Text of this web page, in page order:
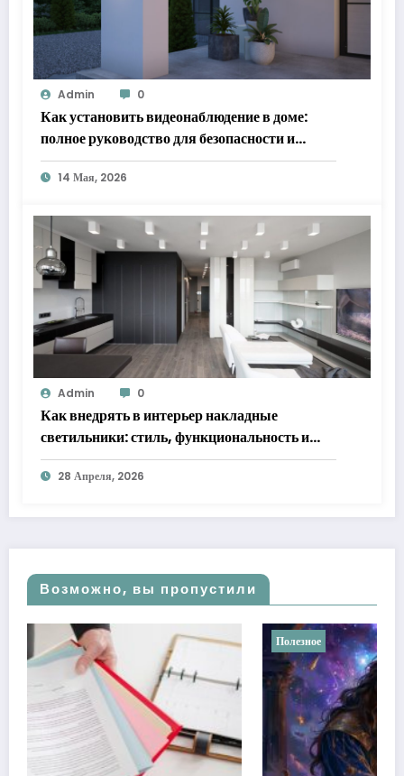
Admin 0
Как установить видеонаблюдение в доме:
полное руководство для безопасности и
спокойствия
14 Мая, 2026
Admin 0
Как внедрять в интерьер накладные
светильники: стиль, функциональность и
практические решения
28 Апреля, 2026
Возможно, вы пропустили
Полезное